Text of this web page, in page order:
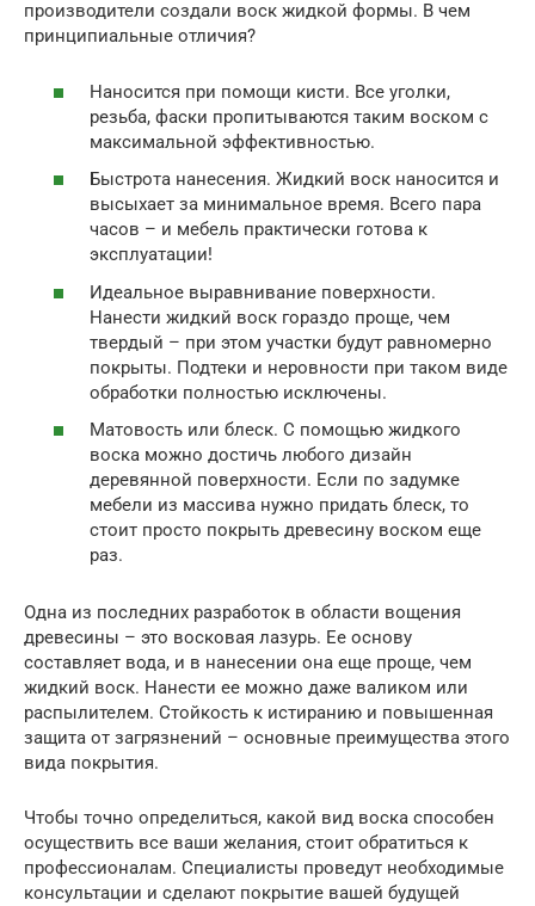
производители создали воск жидкой формы. В чем
принципиальные отличия?
Наносится при помощи кисти. Все уголки,
резьба, фаски пропитываются таким воском с
максимальной эффективностью.
Быстрота нанесения. Жидкий воск наносится и
высыхает за минимальное время. Всего пара
часов – и мебель практически готова к
эксплуатации!
Идеальное выравнивание поверхности.
Нанести жидкий воск гораздо проще, чем
твердый – при этом участки будут равномерно
покрыты. Подтеки и неровности при таком виде
обработки полностью исключены.
Матовость или блеск. С помощью жидкого
воска можно достичь любого дизайн
деревянной поверхности. Если по задумке
мебели из массива нужно придать блеск, то
стоит просто покрыть древесину воском еще
раз.
Одна из последних разработок в области вощения
древесины – это восковая лазурь. Ее основу
составляет вода, и в нанесении она еще проще, чем
жидкий воск. Нанести ее можно даже валиком или
распылителем. Стойкость к истиранию и повышенная
защита от загрязнений – основные преимущества этого
вида покрытия.
Чтобы точно определиться, какой вид воска способен
осуществить все ваши желания, стоит обратиться к
профессионалам. Специалисты проведут необходимые
консультации и сделают покрытие вашей будущей